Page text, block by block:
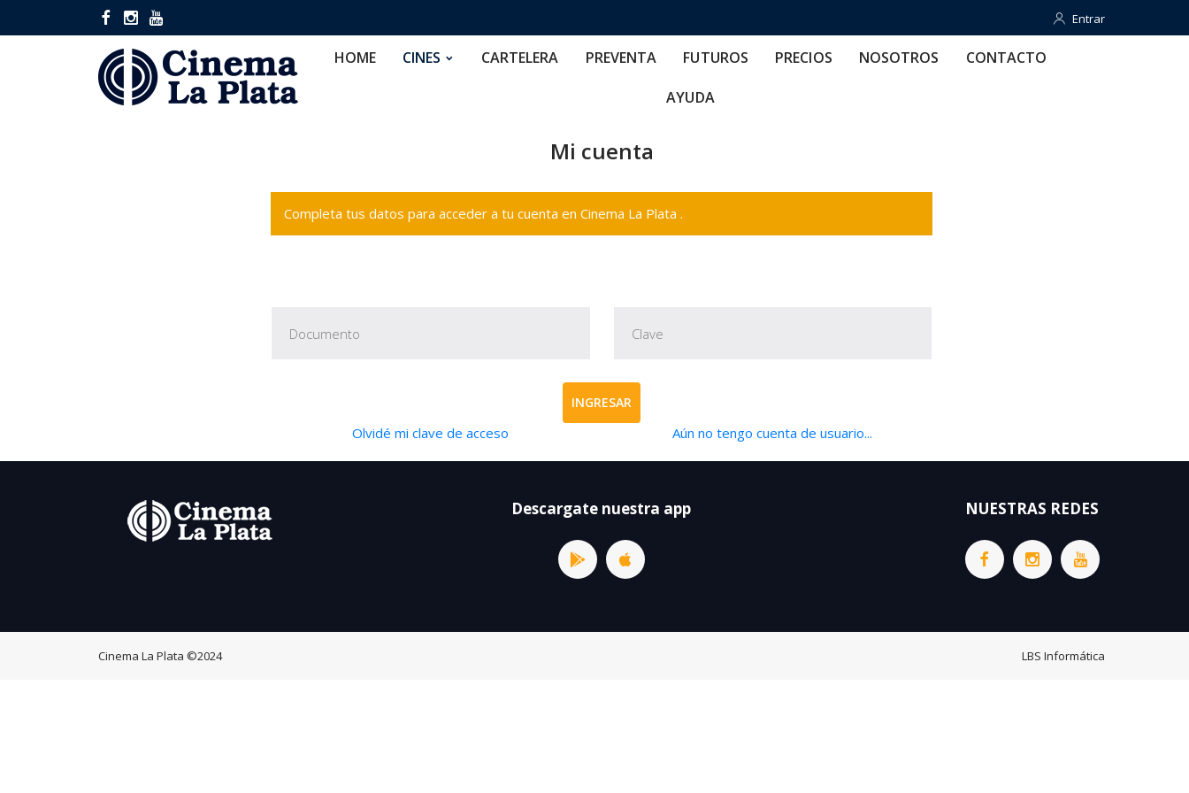
Entrar
Entrar
HOME CINES CARTELERA PREVENTA FUTUROS PRECIOS NOSOTROS CONTACTO
AYUDA
Mi cuenta
Completa tus datos para acceder a tu cuenta en Cinema La Plata .
INGRESAR
Olvidé mi clave de acceso Aún no tengo cuenta de usuario...
Descargate nuestra app NUESTRAS REDES
Cinema La Plata ©2024 LBS Informática